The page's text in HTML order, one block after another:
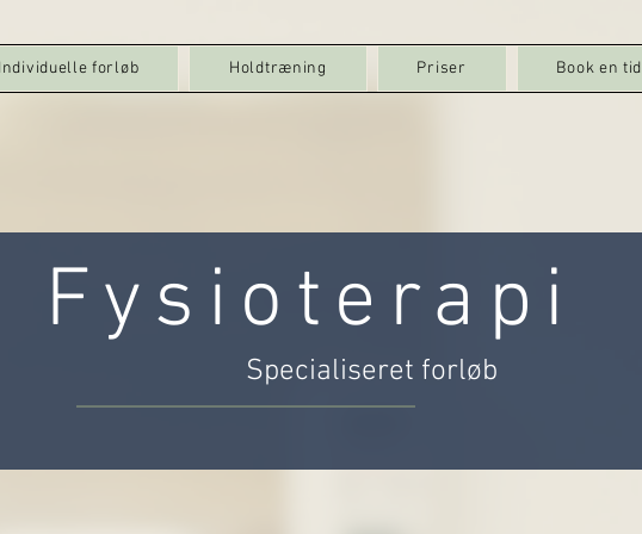
forløb Holdtræning Priser Book en tid
Fysioterapi
Specialiseret forløb